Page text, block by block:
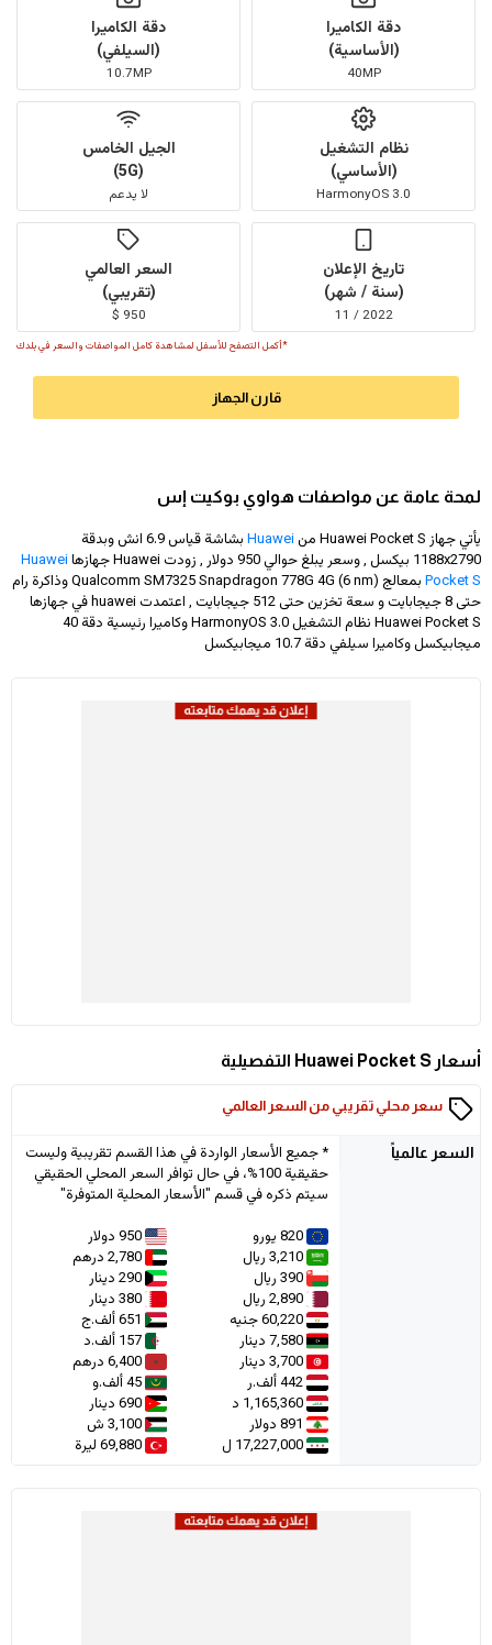
دقة الكاميرا
(الأساسية)
40MP
دقة الكاميرا
(السيلفي)
10.7MP
نظام التشغيل
(الأساسي)
HarmonyOS 3.0
الجيل الخامس
(5G)
لا يدعم
تاريخ الإعلان
(سنة / شهر)
2022 / 11
السعر العالمي
(تقريبي)
950 $
*أكمل التصفح للأسفل لمشاهدة كامل المواصفات والسعر في بلدك
قارن الجهاز
لمحة عامة عن مواصفات هواوي بوكيت إس
يأتي جهاز Huawei Pocket S من Huawei بشاشة قياس 6.9 انش وبدقة
1188x2790 بيكسل , وسعر يبلغ حوالي 950 دولار , زودت Huawei جهازها
Huawei
Pocket S
بمعالج Qualcomm SM7325 Snapdragon 778G 4G (6 nm) وذاكرة رام
حتى 8 جيجابايت و سعة تخزين حتى 512 جيجابايت , اعتمدت huawei في جهازها
Huawei Pocket S نظام التشغيل HarmonyOS 3.0 وكاميرا رئيسية دقة 40
ميجابيكسل وكاميرا سيلفي دقة 10.7 ميجابيكسل
أسعار Huawei Pocket S التفصيلية
سعر محلي تقريبي من السعر العالمي
السعر عالمياً
* جميع الأسعار الواردة في هذا القسم تقريبية وليست
حقيقية 100%، في حال توافر السعر المحلي الحقيقي
سيتم ذكره في قسم "الأسعار المحلية المتوفرة"
820 يورو
950 دولار
3,210 ريال
2,780 درهم
390 ريال
290 دينار
2,890 ريال
380 دينار
60,220 جنيه
651 ألف.ج
7,580 دينار
157 ألف.د
3,700 دينار
6,400 درهم
442 ألف.ر
45 ألف.و
1,165,360 د
690 دينار
891 دولار
3,100 ش
17,227,000 ل
69,880 ليرة